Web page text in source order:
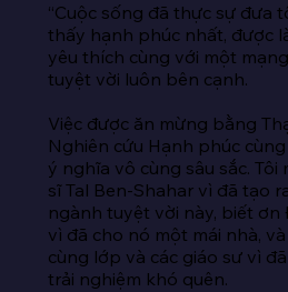
“Cuộc sống đã thực sự đưa
thấy hạnh phúc nhất, được
yêu thích cùng với một
tuyệt vời luôn bên cạnh.
Việc được ăn mừng bằng
Nghiên cứu Hạnh phúc
ý nghĩa vô cùng sâu sắc. Tôi
sĩ Tal Ben-Shahar vì đã tạo
ngành tuyệt vời này, biết ơn
vì đã cho nó một mái nhà,
cùng lớp và các giáo sư vì
trải nghiệm khó quên.